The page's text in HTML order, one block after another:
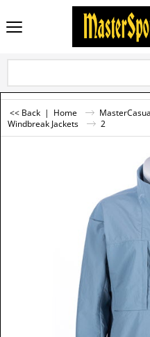
<< Back | Home
Windbreak Jackets
2